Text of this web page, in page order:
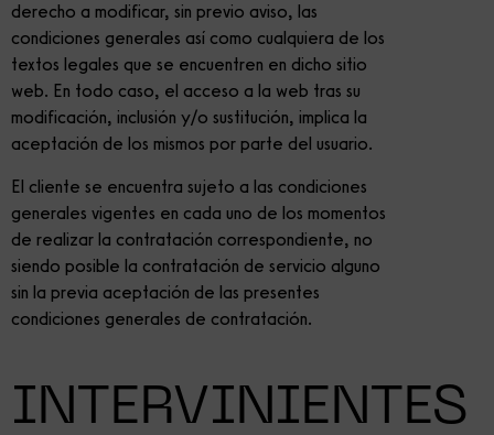
derecho a modificar, sin previo aviso, las
condiciones generales así como cualquiera de los
textos legales que se encuentren en dicho sitio
web. En todo caso, el acceso a la web tras su
modificación, inclusión y/o sustitución, implica la
aceptación de los mismos por parte del usuario.
El cliente se encuentra sujeto a las condiciones
generales vigentes en cada uno de los momentos
de realizar la contratación correspondiente, no
siendo posible la contratación de servicio alguno
sin la previa aceptación de las presentes
condiciones generales de contratación.
INTERVINIENTES